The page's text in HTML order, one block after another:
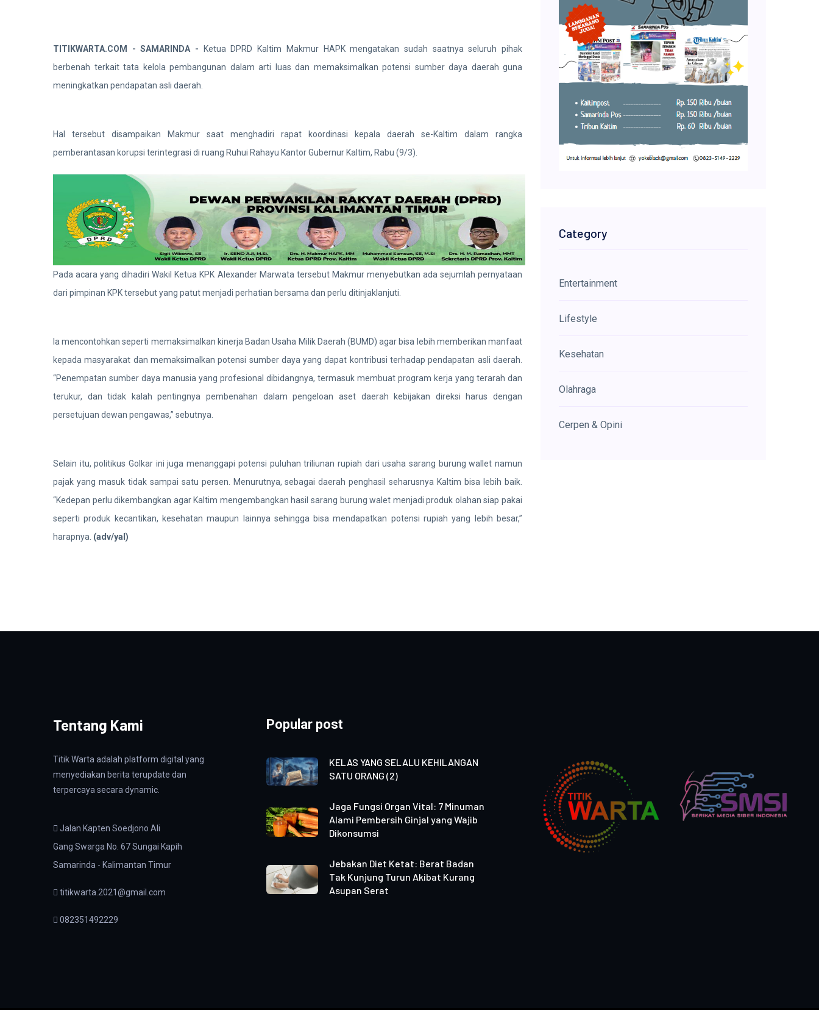
TITIKWARTA.COM - SAMARINDA -
Ketua DPRD Kaltim Makmur HAPK mengatakan sudah saatnya seluruh pihak
berbenah terkait tata kelola pembangunan dalam arti luas dan memaksimalkan potensi sumber daya daerah guna
meningkatkan pendapatan asli daerah.
Hal tersebut disampaikan Makmur saat menghadiri rapat koordinasi kepala daerah se-Kaltim dalam rangka
pemberantasan korupsi terintegrasi di ruang Ruhui Rahayu Kantor Gubernur Kaltim, Rabu (9/3).
Pada acara yang dihadiri Wakil Ketua KPK Alexander Marwata tersebut Makmur menyebutkan ada sejumlah pernyataan
dari pimpinan KPK tersebut yang patut menjadi perhatian bersama dan perlu ditinjaklanjuti.
Ia mencontohkan seperti memaksimalkan kinerja Badan Usaha Milik Daerah (BUMD) agar bisa lebih memberikan manfaat
kepada masyarakat dan memaksimalkan potensi sumber daya yang dapat kontribusi terhadap pendapatan asli daerah.
“Penempatan sumber daya manusia yang profesional dibidangnya, termasuk membuat program kerja yang terarah dan
terukur, dan tidak kalah pentingnya pembenahan dalam pengeloan aset daerah kebijakan direksi harus dengan
persetujuan dewan pengawas,” sebutnya.
Selain itu, politikus Golkar ini juga menanggapi potensi puluhan triliunan rupiah dari usaha sarang burung wallet namun
pajak yang masuk tidak sampai satu persen. Menurutnya, sebagai daerah penghasil seharusnya Kaltim bisa lebih baik.
“Kedepan perlu dikembangkan agar Kaltim mengembangkan hasil sarang burung walet menjadi produk olahan siap pakai
seperti produk kecantikan, kesehatan maupun lainnya sehingga bisa mendapatkan potensi rupiah yang lebih besar,”
harapnya. (adv/yal)
Category
Entertainment
Lifestyle
Kesehatan
Olahraga
Cerpen & Opini
Tentang Kami
Titik Warta adalah platform digital yang
menyediakan berita terupdate dan
terpercaya secara dynamic.
Jalan Kapten Soedjono Ali
Gang Swarga No. 67 Sungai Kapih
Samarinda - Kalimantan Timur
titikwarta.2021@gmail.com
082351492229
Popular post
KELAS YANG SELALU KEHILANGAN
SATU ORANG (2)
Jaga Fungsi Organ Vital: 7 Minuman
Alami Pembersih Ginjal yang Wajib
Dikonsumsi
Jebakan Diet Ketat: Berat Badan
Tak Kunjung Turun Akibat Kurang
Asupan Serat